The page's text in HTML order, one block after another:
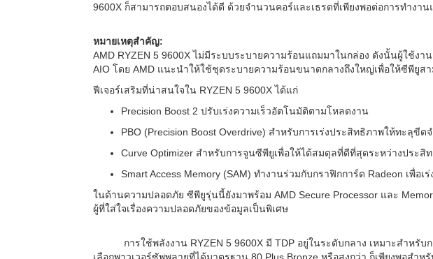
9600X ก็สามารถตอบสนองได้ดี ด้วยจำนวนคอร์และเธรดที่เพียงพอต่อการทำง
หมายเหตุสำคัญ:
AMD RYZEN 5 9600X ไม่มีระบบระบายความร้อนแถมมาในกล่อง ดังนั้นผู้ใช้
AIO โดย AMD แนะนำให้ใช้ชุดระบายความร้อนขนาดกลางถึงใหญ่เพื่อให้ซีพียู
ฟีเจอร์เสริมที่น่าสนใจใน RYZEN 5 9600X ได้แก่
Precision Boost 2 ปรับเร่งความเร็วอัตโนมัติตามโหลดงาน
PBO (Precision Boost Overdrive) สำหรับการเร่งประสิทธิภาพให้ทะลุขี
Curve Optimizer สำหรับการจูนซีพียูเพื่อให้ได้สมดุลที่ดีที่สุดระหว่างประ
Smart Access Memory (SAM) ทำงานร่วมกับกราฟิกการ์ด Radeon เพื่อ
ในด้านความปลอดภัย ซีพียูรุ่นนี้ยังมาพร้อม AMD Secure Processor และ
ผู้ที่ใส่ใจเรื่องความปลอดภัยของข้อมูลเป็นพิเศษ
การใช้พลังงาน RYZEN 5 9600X มี TDP อยู่ในระดับกลาง เหมาะสำห